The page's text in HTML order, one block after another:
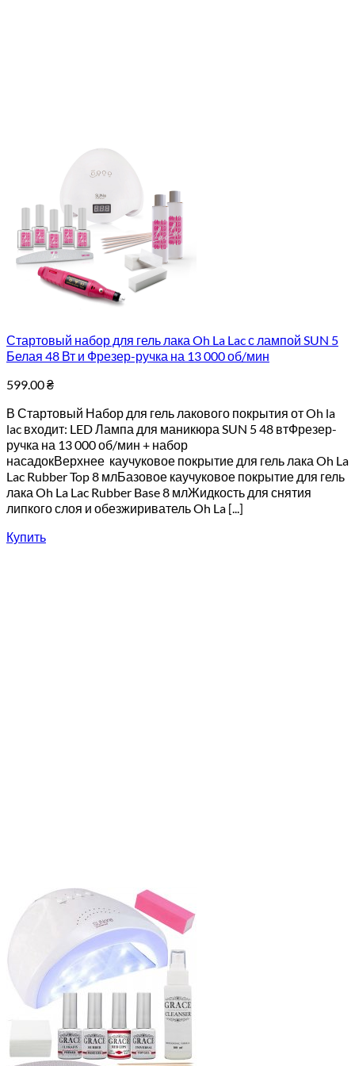
Стартовый набор для гель лака Oh La Lac с лампой SUN 5
Белая 48 Вт и Фрезер-ручка на 13 000 об/мин
599.00₴
В Стартовый Набор для гель лакового покрытия от Oh la
lac входит: LED Лампа для маникюра SUN 5 48 втФрезер-
ручка на 13 000 об/мин + набор
насадокВерхнее каучуковое покрытие для гель лака Oh La
Lac Rubber Top 8 млБазовое каучуковое покрытие для гель
лака Oh La Lac Rubber Base 8 млЖидкость для снятия
липкого слоя и обезжириватель Oh La [...]
Купить